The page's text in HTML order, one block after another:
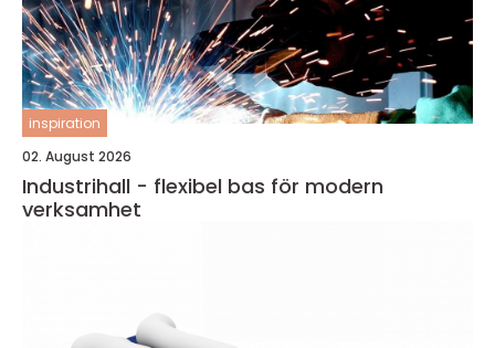
inspiration
02. August 2026
Industrihall - flexibel bas för modern
verksamhet